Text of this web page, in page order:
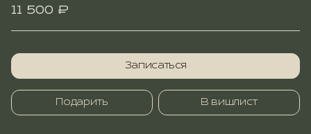
11 500 ₽
Записаться
Подарить В вишлист